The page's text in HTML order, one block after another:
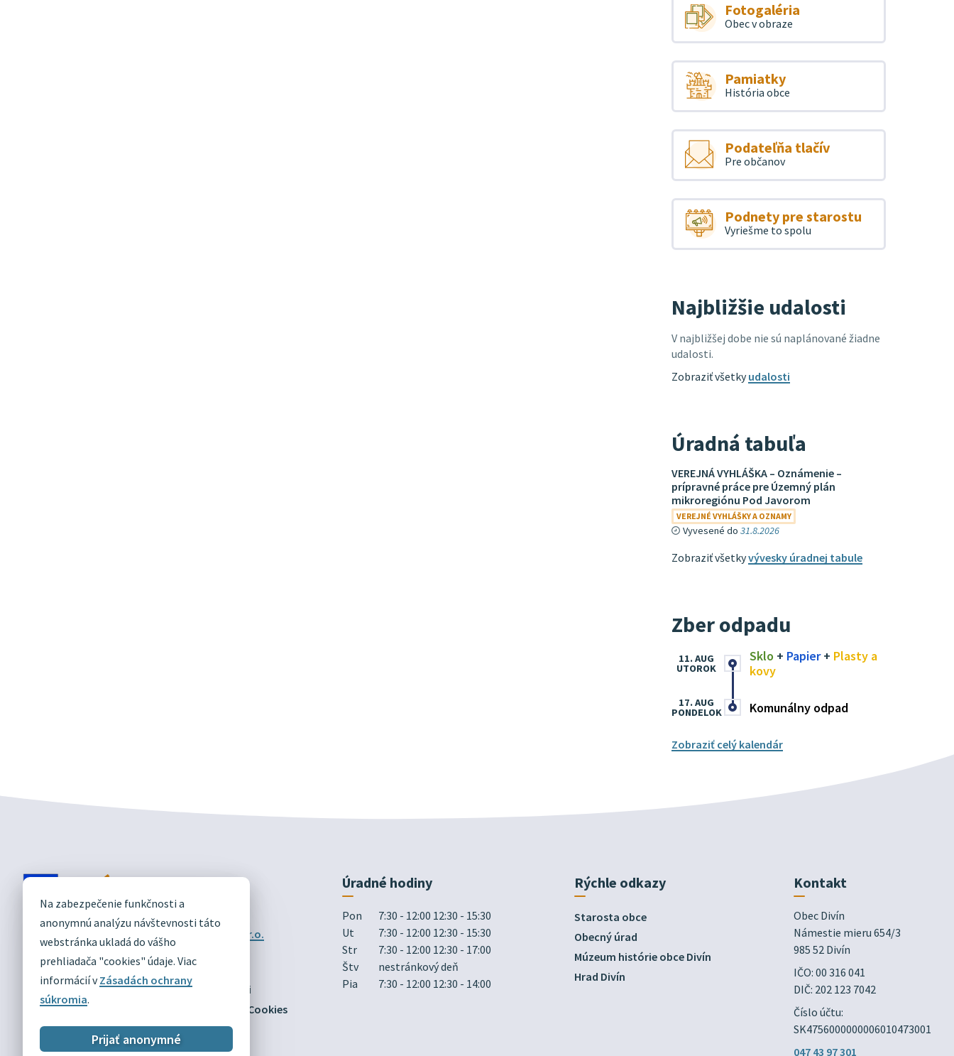
Na zabezpečenie funkčnosti a
anonymnú analýzu návštevnosti táto
webstránka ukladá do vášho
prehliadača "cookies" údaje. Viac
informácií vZásadách ochrany
súkromia.
Prijať anonymné
Fotogaléria
Obec v obraze
Pamiatky
História obce
Podateľňa tlačív
Pre občanov
Podnety pre starostu
Vyriešme to spolu
Najbližšie udalosti
V najbližšej dobe nie sú naplánované žiadne
udalosti.
Zobraziť všetkyudalosti
Úradná tabuľa
VEREJNÁ VYHLÁŠKA – Oznámenie –
prípravné práce pre Územný plán
mikroregiónu Pod Javorom
VEREJNÉ VYHLÁŠKY A OZNAMY
Vyvesené do 31.8.2026
Zobraziť všetkyvývesky úradnej tabule
Zber odpadu
Sklo + Papier+ Plasty a
kovy
11. AUG
UTOROK
Komunálny odpad
17. AUG
PONDELOK
Zobraziť celý kalendár
DIVÍN
OFICIÁLNE STRÁNKY
Technický prevádzkovateľ:
Alphabet partner s.r.o.
Správca obsahu:Obec Divín
Posledná aktualizácia:03.08.2026
Mapa
Vyhlásenie o prístupnosti
Zásady ochrany osobných údajov
Nastaviť Cookies
Úradné hodiny
Pon
7:30 - 12:00 12:30 - 15:30
Ut
7:30 - 12:00 12:30 - 15:30
Str
7:30 - 12:00 12:30 - 17:00
Štv
nestránkový deň
Pia
7:30 - 12:00 12:30 - 14:00
Rýchle odkazy
Starosta obce
Obecný úrad
Múzeum histórie obce Divín
Hrad Divín
Kontakt
Obec Divín
Námestie mieru 654/3
985 52 Divín
IČO: 00 316 041
DIČ: 202 123 7042
Číslo účtu:
SK4756000000006010473001
047 43 97 301